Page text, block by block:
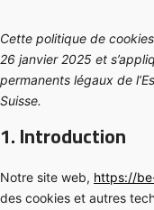
Cette politique de
26 janvier 2025 et
permanents légaux de
Suisse.
1. Introduction
Notre site web, https://
des cookies et autres